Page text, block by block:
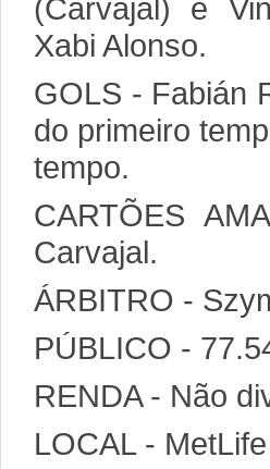
(Carvajal) e
Xabi Alonso.
GOLS - Fabián
do primeiro
tempo.
CARTÕES
Carvajal.
ÁRBITRO -
PÚBLICO -
RENDA - Não
LOCAL -